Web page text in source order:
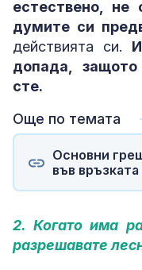
естествено, не
думите си
действията си.
допада, защото
сте.
Още по темата
Основни
във връзката
2. Когато има
разрешавате